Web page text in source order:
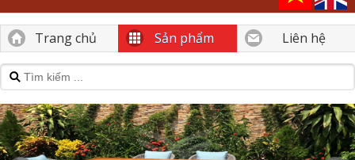
Trang chủ Sản phẩm Liên hệ